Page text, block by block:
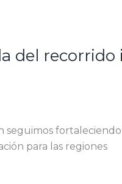
del
seguimos
para las regiones